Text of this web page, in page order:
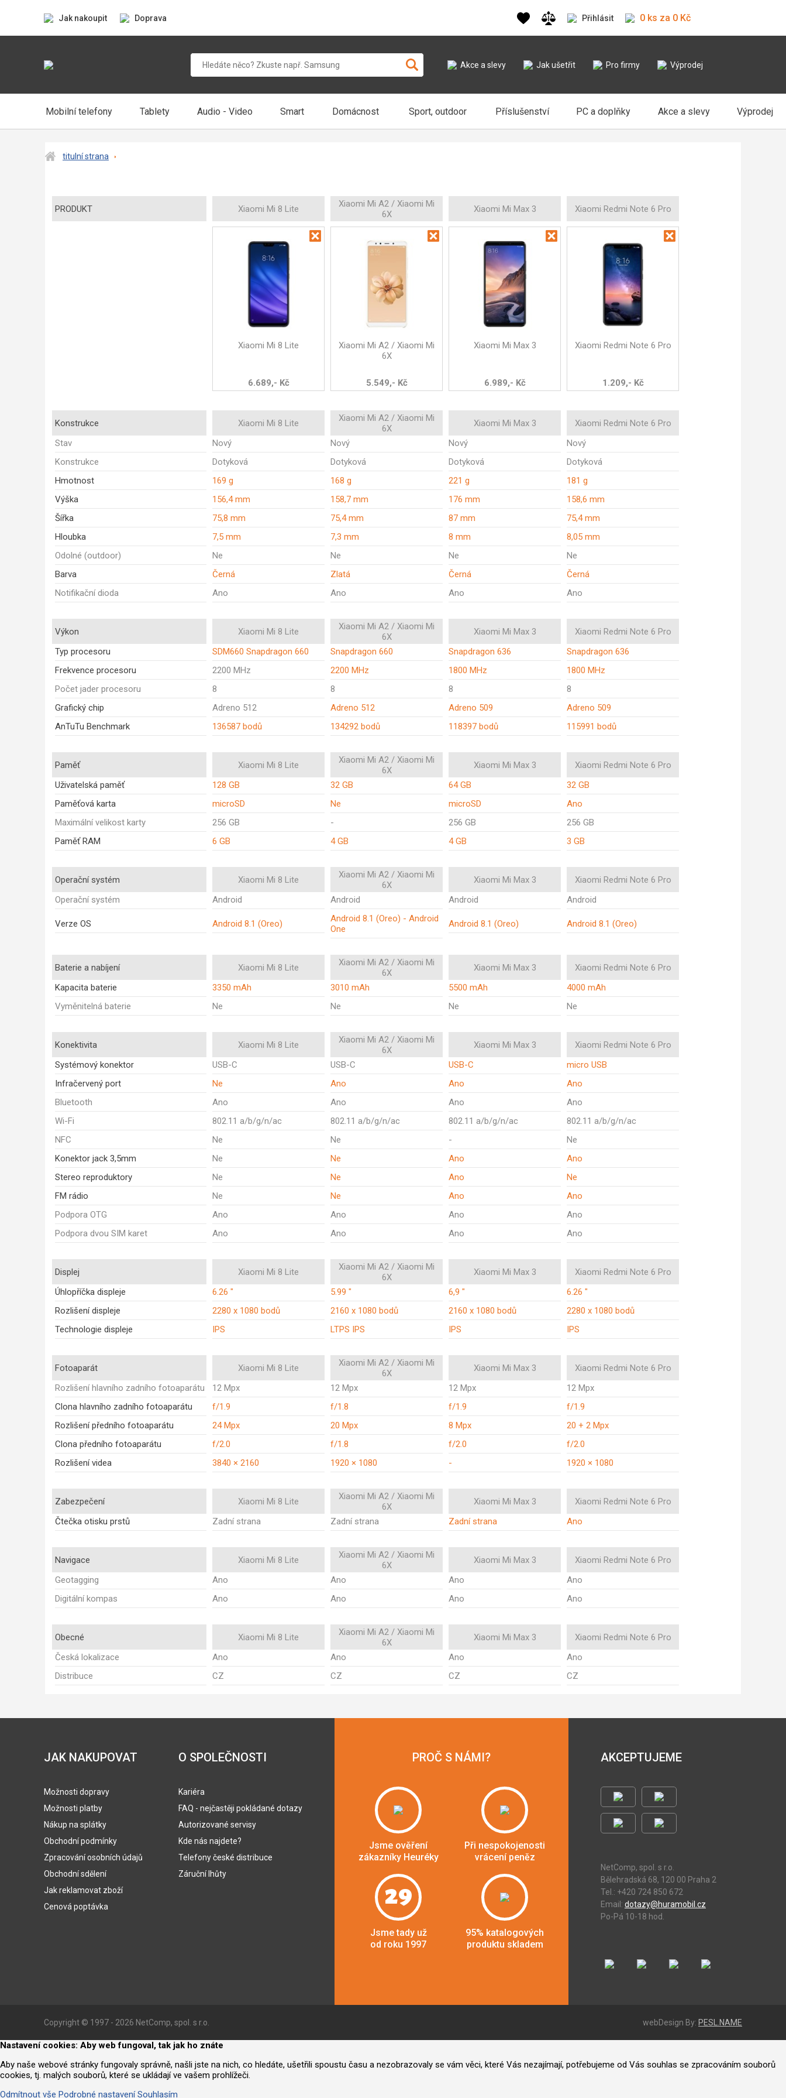
Jak nakoupit Doprava Přihlásit 0 ks za 0 Kč
Akce a slevy Jak ušetřit Pro firmy Výprodej
Mobilní telefony Tablety Audio - Video Smart Domácnost Sport, outdoor Příslušenství PC a doplňky Akce a slevy Výprodej
titulní strana
PRODUKT Xiaomi Mi 8 Lite
Xiaomi Mi A2 / Xiaomi Mi
6X
Xiaomi Mi Max 3 Xiaomi Redmi Note 6 Pro
Xiaomi Mi 8 Lite
6.689,- Kč
Xiaomi Mi A2 / Xiaomi Mi
6X
5.549,- Kč
Xiaomi Mi Max 3
6.989,- Kč
Xiaomi Redmi Note 6 Pro
1.209,- Kč
Konstrukce Xiaomi Mi 8 Lite
Xiaomi Mi A2 / Xiaomi Mi
6X
Xiaomi Mi Max 3
Xiaomi Redmi Note 6 Pro
Stav
Nový Nový Nový
Nový
Konstrukce
Dotyková Dotyková Dotyková
Dotyková
Hmotnost
169 g 168 g 221 g
181 g
Výška
156,4 mm 158,7 mm 176 mm
158,6 mm
Šířka
75,8 mm 75,4 mm 87 mm
75,4 mm
Hloubka
7,5 mm 7,3 mm 8 mm
8,05 mm
Odolné (outdoor)
Ne Ne Ne
Ne
Barva
Černá Zlatá Černá
Černá
Notifikační dioda
Ano Ano Ano Ano
Výkon Xiaomi Mi 8 Lite
Xiaomi Mi A2 / Xiaomi Mi
6X
Xiaomi Mi Max 3
Xiaomi Redmi Note 6 Pro
Typ procesoru
SDM660 Snapdragon 660 Snapdragon 660 Snapdragon 636
Snapdragon 636
Frekvence procesoru
2200 MHz 2200 MHz 1800 MHz
1800 MHz
Počet jader procesoru
8 8 8
8
Grafický chip
Adreno 512 Adreno 512 Adreno 509
Adreno 509
AnTuTu Benchmark
136587 bodů 134292 bodů 118397 bodů 115991 bodů
Paměť Xiaomi Mi 8 Lite
Xiaomi Mi A2 / Xiaomi Mi
6X
Xiaomi Mi Max 3
Xiaomi Redmi Note 6 Pro
Uživatelská paměť
128 GB 32 GB 64 GB
32 GB
Paměťová karta
microSD Ne microSD
Ano
Maximální velikost karty
256 GB - 256 GB
256 GB
Paměť RAM
6 GB 4 GB 4 GB 3 GB
Operační systém Xiaomi Mi 8 Lite
Xiaomi Mi A2 / Xiaomi Mi
6X
Xiaomi Mi Max 3
Xiaomi Redmi Note 6 Pro
Operační systém
Android Android Android Android
Verze OS Android 8.1 (Oreo)
Android 8.1 (Oreo) - Android
One
Android 8.1 (Oreo) Android 8.1 (Oreo)
Baterie a nabíjení Xiaomi Mi 8 Lite
Xiaomi Mi A2 / Xiaomi Mi
6X
Xiaomi Mi Max 3
Xiaomi Redmi Note 6 Pro
Kapacita baterie
3350 mAh 3010 mAh 5500 mAh
4000 mAh
Vyměnitelná baterie
Ne Ne Ne Ne
Konektivita Xiaomi Mi 8 Lite
Xiaomi Mi A2 / Xiaomi Mi
6X
Xiaomi Mi Max 3
Xiaomi Redmi Note 6 Pro
Systémový konektor
USB-C USB-C USB-C
micro USB
Infračervený port
Ne Ano Ano
Ano
Bluetooth
Ano Ano Ano
Ano
Wi-Fi
802.11 a/b/g/n/ac 802.11 a/b/g/n/ac 802.11 a/b/g/n/ac
802.11 a/b/g/n/ac
NFC
Ne Ne -
Ne
Konektor jack 3,5mm
Ne Ne Ano
Ano
Stereo reproduktory
Ne Ne Ano
Ne
FM rádio
Ne Ne Ano
Ano
Podpora OTG
Ano Ano Ano
Ano
Podpora dvou SIM karet
Ano Ano Ano Ano
Displej Xiaomi Mi 8 Lite
Xiaomi Mi A2 / Xiaomi Mi
6X
Xiaomi Mi Max 3
Xiaomi Redmi Note 6 Pro
Úhlopříčka displeje
6.26 " 5.99 " 6,9 "
6.26 "
Rozlišení displeje
2280 x 1080 bodů 2160 x 1080 bodů 2160 x 1080 bodů
2280 x 1080 bodů
Technologie displeje
IPS LTPS IPS IPS IPS
Fotoaparát Xiaomi Mi 8 Lite
Xiaomi Mi A2 / Xiaomi Mi
6X
Xiaomi Mi Max 3
Xiaomi Redmi Note 6 Pro
Rozlišení hlavního zadního fotoaparátu
12 Mpx 12 Mpx 12 Mpx
12 Mpx
Clona hlavního zadního fotoaparátu
f/1.9 f/1.8 f/1.9
f/1.9
Rozlišení předního fotoaparátu
24 Mpx 20 Mpx 8 Mpx
20 + 2 Mpx
Clona předního fotoaparátu
f/2.0 f/1.8 f/2.0
f/2.0
Rozlišení videa
3840 × 2160 1920 × 1080 - 1920 × 1080
Zabezpečení Xiaomi Mi 8 Lite
Xiaomi Mi A2 / Xiaomi Mi
6X
Xiaomi Mi Max 3
Xiaomi Redmi Note 6 Pro
Čtečka otisku prstů
Zadní strana Zadní strana Zadní strana Ano
Navigace Xiaomi Mi 8 Lite
Xiaomi Mi A2 / Xiaomi Mi
6X
Xiaomi Mi Max 3
Xiaomi Redmi Note 6 Pro
Geotagging
Ano Ano Ano
Ano
Digitální kompas
Ano Ano Ano Ano
Obecné Xiaomi Mi 8 Lite
Xiaomi Mi A2 / Xiaomi Mi
6X
Xiaomi Mi Max 3
Xiaomi Redmi Note 6 Pro
Česká lokalizace
Ano Ano Ano
Ano
Distribuce
CZ CZ CZ CZ
JAK NAKUPOVAT
Možnosti dopravy
Možnosti platby
Nákup na splátky
Obchodní podmínky
Zpracování osobních údajů
Obchodní sdělení
Jak reklamovat zboží
Cenová poptávka
O SPOLEČNOSTI
Kariéra
FAQ - nejčastěji pokládané dotazy
Autorizované servisy
Kde nás najdete?
Telefony české distribuce
Záruční lhůty
PROČ S NÁMI?
Jsme ověření
zákazníky Heuréky
Při nespokojenosti
vrácení peněz
29
Jsme tady už
od roku 1997
95% katalogových
produktu skladem
AKCEPTUJEME
NetComp, spol. s r.o.
Bělehradská 68, 120 00 Praha 2
Tel.: +420 724 850 672
Email: dotazy@huramobil.cz
Po-Pá 10-18 hod.
Copyright © 1997 - 2026 NetComp, spol. s r.o. webDesign By: PESL.NAME
Nastavení cookies: Aby web fungoval, tak jak ho znáte
Aby naše webové stránky fungovaly správně, našli jste na nich, co hledáte, ušetřili spoustu času a nezobrazovaly se vám věci, které Vás nezajímají, potřebujeme od Vás souhlas se zpracováním souborů
cookies, tj. malých souborů, které se ukládají ve vašem prohlížeči.
Odmítnout vše Podrobné nastavení Souhlasím